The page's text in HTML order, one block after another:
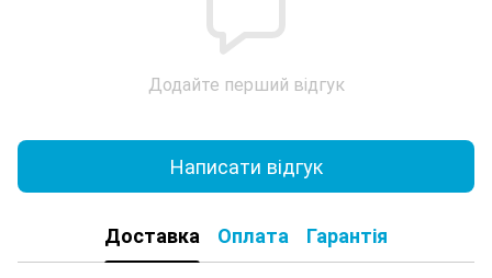
Додайте перший відгук
Написати відгук
Доставка Оплата Гарантія